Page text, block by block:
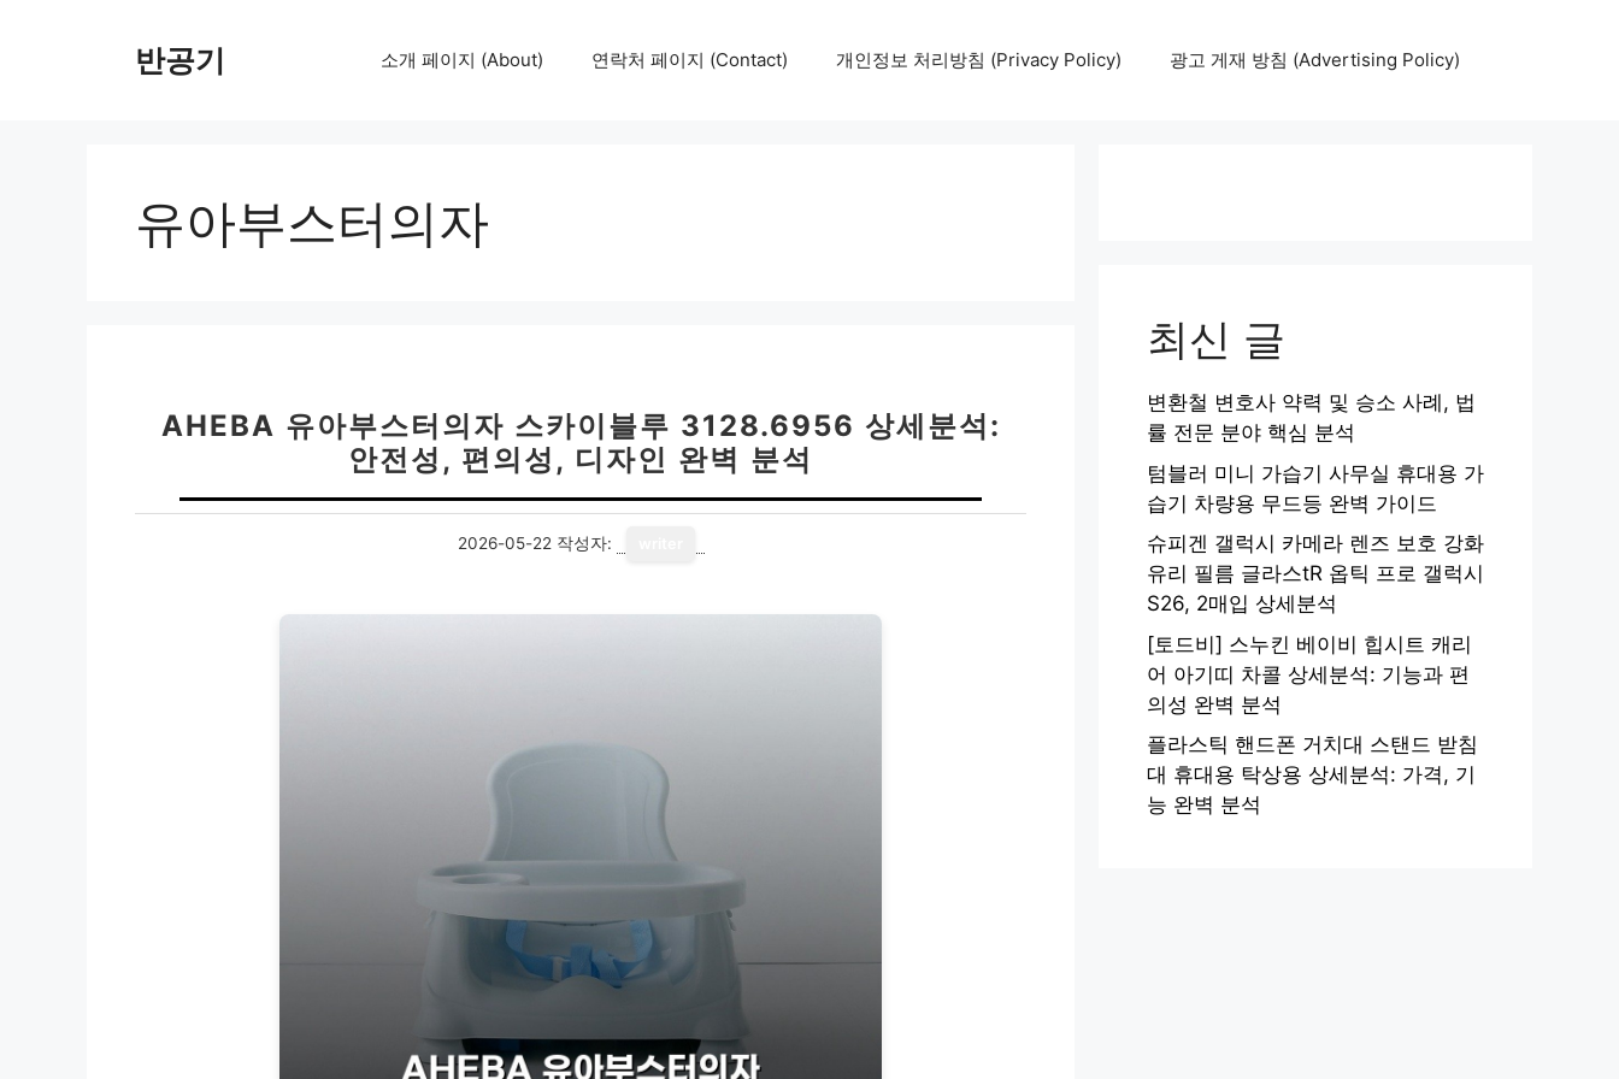
반공기 소개 페이지 (About) 연락처 페이지 (Contact) 개인정보 처리방침 (Privacy Policy) 광고 게재 방침 (Advertising Policy)
유아부스터의자
AHEBA 유아부스터의자 스카이블루 3128.6956 상세분석:
안전성, 편의성, 디자인 완벽 분석
2026-05-22 작성자:
최신 글
변환철 변호사 약력 및 승소 사례, 법
률 전문 분야 핵심 분석
텀블러 미니 가습기 사무실 휴대용 가
습기 차량용 무드등 완벽 가이드
슈피겐 갤럭시 카메라 렌즈 보호 강화
유리 필름 글라스tR 옵틱 프로 갤럭시
S26, 2매입 상세분석
[토드비] 스누킨 베이비 힙시트 캐리
어 아기띠 차콜 상세분석: 기능과 편
의성 완벽 분석
플라스틱 핸드폰 거치대 스탠드 받침
대 휴대용 탁상용 상세분석: 가격, 기
능 완벽 분석